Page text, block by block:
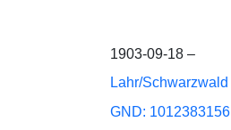
1903-09-18 –
Lahr/Schwarzwald
GND: 1012383156